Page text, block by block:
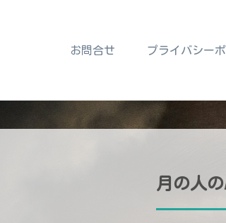
お問合せ プライバシー
月の人